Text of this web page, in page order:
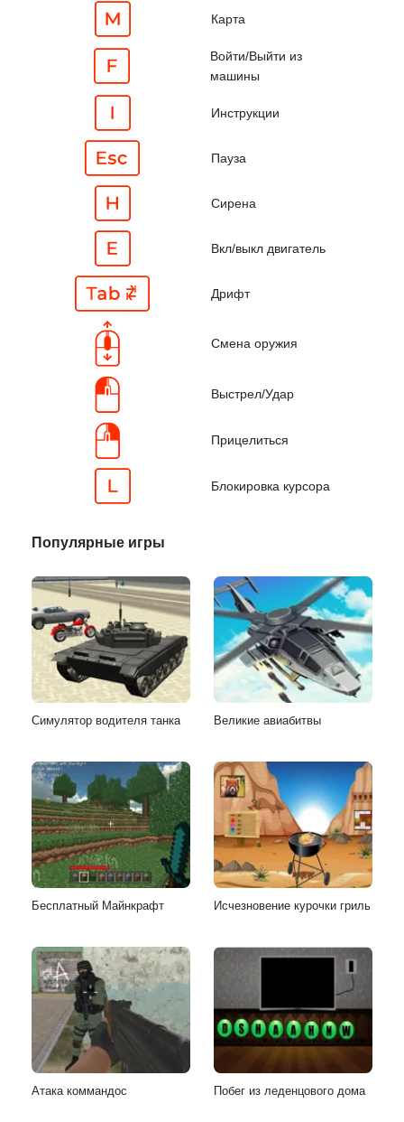
Карта
Войти/Выйти из
машины
Инструкции
Пауза
Сирена
Вкл/выкл двигатель
Дрифт
Смена оружия
Выстрел/Удар
Прицелиться
Блокировка курсора
Популярные игры
Симулятор водителя танка Великие авиабитвы
Бесплатный Майнкрафт Исчезновение курочки гриль
Атака коммандос Побег из леденцового дома